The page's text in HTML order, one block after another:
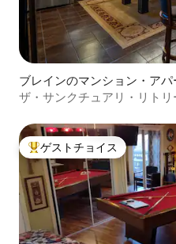
ブレインのマンション・アパ
ザ・サンクチュアリ・リト
大好評のゲストチョイスです
ゲストチョイス